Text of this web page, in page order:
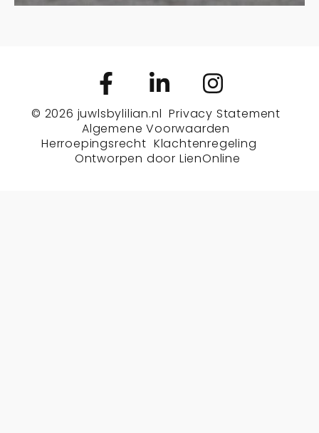
© 2026 juwlsbylilian.nl Privacy Statement
Algemene Voorwaarden
Herroepingsrecht Klachtenregeling
Ontworpen door LienOnline